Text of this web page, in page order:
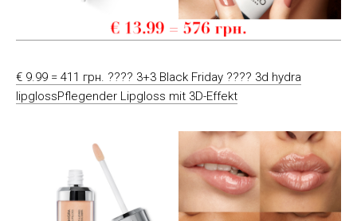
€ 9.99 = 411 грн. ???? 3+3 Black Friday ???? 3d hydra
lipglossPflegender Lipgloss mit 3D-Effekt